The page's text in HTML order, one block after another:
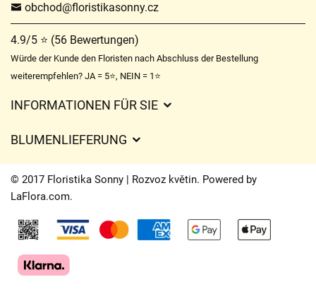
obchod@floristikasonny.cz
4.9/5 ⭐ (56 Bewertungen)
Würde der Kunde den Floristen nach Abschluss der Bestellung
weiterempfehlen? JA = 5⭐, NEIN = 1⭐
INFORMATIONEN FÜR SIE
Lieferzeiten für Blumen – Übersicht der Möglichkeiten
BLUMENLIEFERUNG
Liefergebühren
Wohin wir Blumen liefern
Kontakt
© 2017 Floristika Sonny | Rozvoz květin. Powered by
LaFlora.com.